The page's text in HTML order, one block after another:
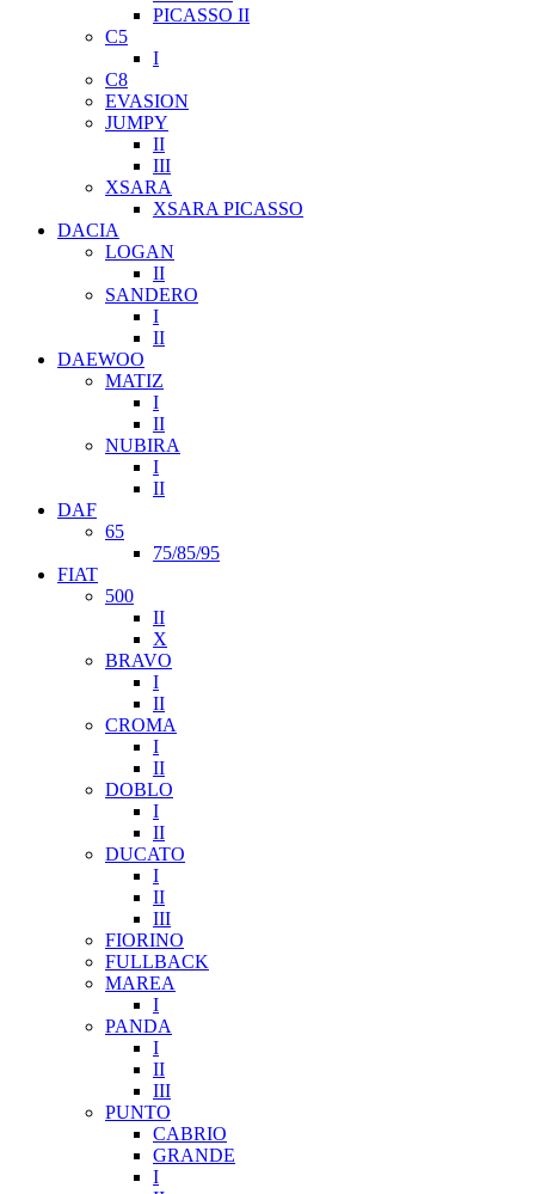
PICASSO II
C5
I
C8
EVASION
JUMPY
II
III
XSARA
XSARA PICASSO
DACIA
LOGAN
II
SANDERO
I
II
DAEWOO
MATIZ
I
II
NUBIRA
I
II
DAF
65
75/85/95
FIAT
500
II
X
BRAVO
I
II
CROMA
I
II
DOBLO
I
II
DUCATO
I
II
III
FIORINO
FULLBACK
MAREA
I
PANDA
I
II
III
PUNTO
CABRIO
GRANDE
I